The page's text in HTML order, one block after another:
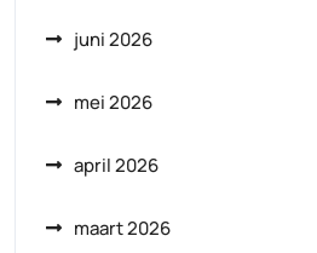
juni 2026
mei 2026
april 2026
maart 2026